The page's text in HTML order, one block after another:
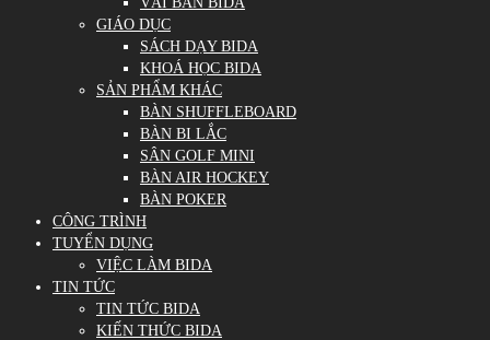
GIÁO DỤC
SÁCH DẠY BIDA
KHOÁ HỌC BIDA
SẢN PHẨM KHÁC
BÀN SHUFFLEBOARD
BÀN BI LẮC
SÂN GOLF MINI
BÀN AIR HOCKEY
BÀN POKER
CÔNG TRÌNH
TUYỂN DỤNG
VIỆC LÀM BIDA
TIN TỨC
TIN TỨC BIDA
KIẾN THỨC BIDA